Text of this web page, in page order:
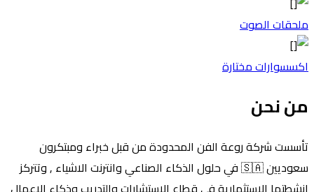
ملحقات الصوت
اكسسوارات مختارة
من نحن
تأسست شركة روعة الفن المحدودة من قبل خبراء ومبتكرون
سعوديين 🇸🇦 في حلول الذكاء الصناعي وانترنت الاشياء , وتتركز